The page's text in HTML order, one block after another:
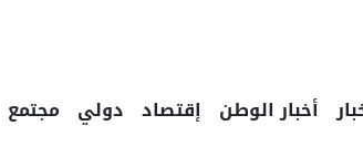
أخبار الوطن إقتصاد دولي مجتمع